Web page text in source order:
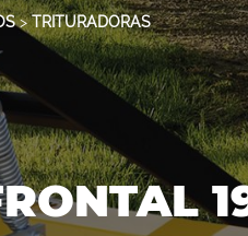
>TRITURADORAS